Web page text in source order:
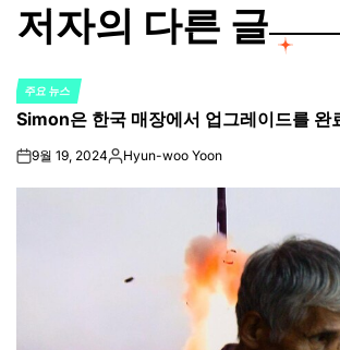
저자의 다른 글
POSTED
IN
주요 뉴스
Simon은 한국 매장에서 업그레이드를 완
on9월 19, 2024Posted
Hyun-woo Yoon